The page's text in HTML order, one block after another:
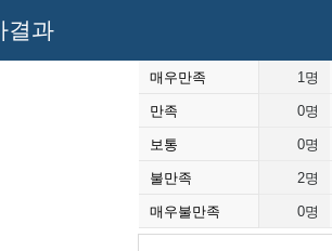
결과
매우만족 1명
만족 0명
보통 0명
불만족 2명
매우불만족 0명